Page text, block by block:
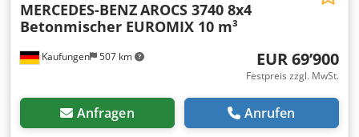
Kaufungen 507 km
MERCEDES-BENZAROCS 3740 8x4
Betonmischer EUROMIX 10 m³
EUR 69’900
Festpreis zzgl. MwSt.
Anfragen Anrufen